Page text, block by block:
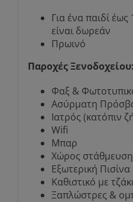
Για ένα παιδί
είναι δωρεάν
Πρωινό
Παροχές Ξενοδοχείου:
Φαξ &
Ασύρματη
Ιατρός (κατόπιν
Wifi
Μπαρ
Χώρος
Εξωτερική Πισίνα
Καθιστικό με
Ξαπλώστρες &